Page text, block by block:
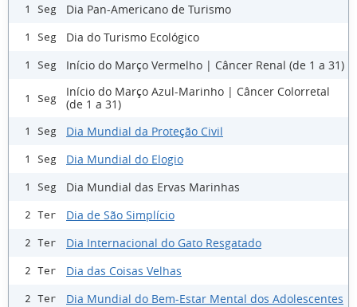
1 Seg Dia Pan-Americano de Turismo
1 Seg Dia do Turismo Ecológico
1 Seg Início do Março Vermelho | Câncer Renal (de 1 a 31)
1 Seg
Início do Março Azul-Marinho | Câncer Colorretal
(de 1 a 31)
1 Seg Dia Mundial da Proteção Civil
1 Seg Dia Mundial do Elogio
1 Seg Dia Mundial das Ervas Marinhas
2 Ter Dia de São Simplício
2 Ter Dia Internacional do Gato Resgatado
2 Ter Dia das Coisas Velhas
2 Ter Dia Mundial do Bem-Estar Mental dos Adolescentes